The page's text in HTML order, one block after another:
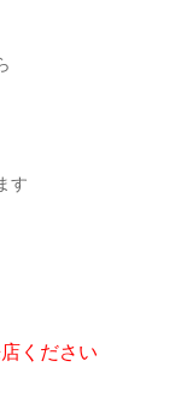
す
ください